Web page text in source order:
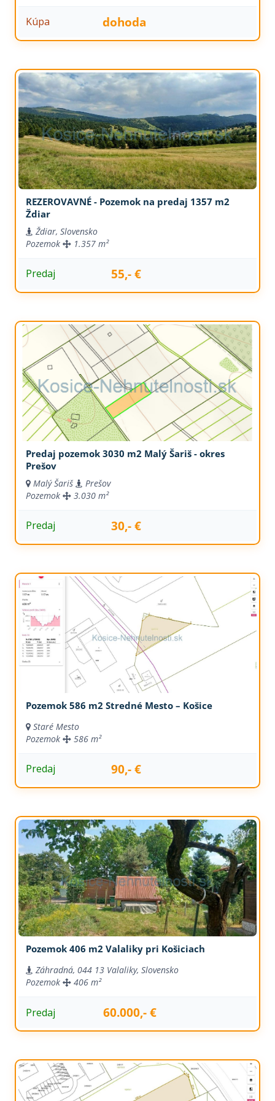
Kúpa dohoda
REZEROVAVNÉ - Pozemok na predaj 1357 m2
Ždiar
Ždiar, Slovensko
Pozemok
1.357 m²
Predaj 55,- €
Predaj pozemok 3030 m2 Malý Šariš - okres
Prešov
Malý Šariš
Prešov
Pozemok
3.030 m²
Predaj 30,- €
Pozemok 586 m2 Stredné Mesto – Košice
Staré Mesto
Pozemok
586 m²
Predaj 90,- €
Pozemok 406 m2 Valaliky pri Košiciach
Záhradná, 044 13 Valaliky, Slovensko
Pozemok
406 m²
Predaj 60.000,- €